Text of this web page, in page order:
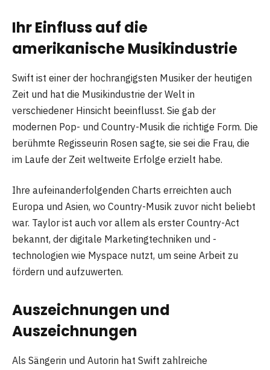
Ihr Einfluss auf die
amerikanische Musikindustrie
Swift ist einer der hochrangigsten Musiker der heutigen
Zeit und hat die Musikindustrie der Welt in
verschiedener Hinsicht beeinflusst. Sie gab der
modernen Pop- und Country-Musik die richtige Form. Die
berühmte Regisseurin Rosen sagte, sie sei die Frau, die
im Laufe der Zeit weltweite Erfolge erzielt habe.
Ihre aufeinanderfolgenden Charts erreichten auch
Europa und Asien, wo Country-Musik zuvor nicht beliebt
war. Taylor ist auch vor allem als erster Country-Act
bekannt, der digitale Marketingtechniken und -
technologien wie Myspace nutzt, um seine Arbeit zu
fördern und aufzuwerten.
Auszeichnungen und
Auszeichnungen
Als Sängerin und Autorin hat Swift zahlreiche